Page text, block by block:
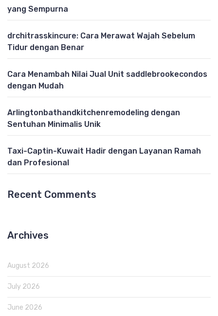
yang Sempurna
drchitrasskincure: Cara Merawat Wajah Sebelum
Tidur dengan Benar
Cara Menambah Nilai Jual Unit saddlebrookecondos
dengan Mudah
Arlingtonbathandkitchenremodeling dengan
Sentuhan Minimalis Unik
Taxi-Captin-Kuwait Hadir dengan Layanan Ramah
dan Profesional
Recent Comments
Archives
August 2026
July 2026
June 2026